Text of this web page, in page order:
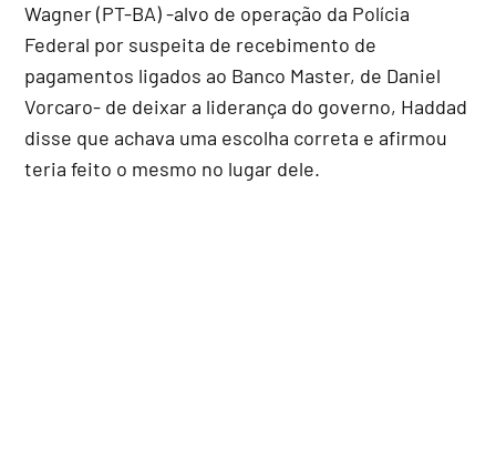
Wagner (PT-BA) -alvo de operação da Polícia
Federal por suspeita de recebimento de
pagamentos ligados ao Banco Master, de Daniel
Vorcaro- de deixar a liderança do governo, Haddad
disse que achava uma escolha correta e afirmou
teria feito o mesmo no lugar dele.